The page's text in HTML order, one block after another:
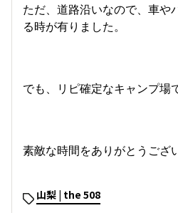
ただ、道路沿いなので、車や
る時が有りました。
でも、リピ確定なキャンプ場
素敵な時間をありがとうござ
山梨 | the 508